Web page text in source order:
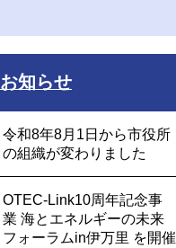
お知らせ
令和8年8月1日から市役所
の組織が変わりました
OTEC-Link10周年記念事
業 海とエネルギーの未来
フォーラムin伊万里 を開催